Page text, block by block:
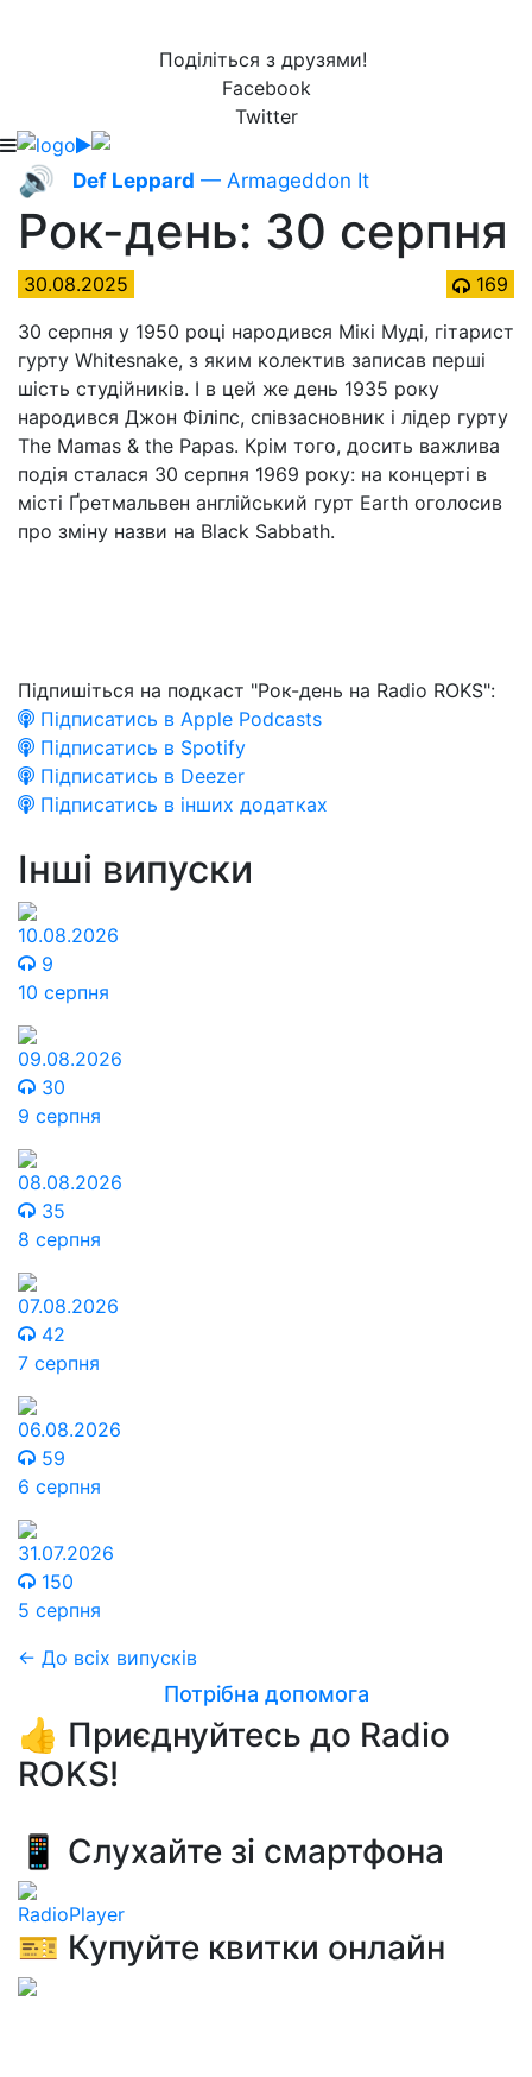
Поділіться з друзями!
Facebook
Twitter
🔊 Def Leppard — Armageddon It
Рок-день: 30 серпня
30.08.2025
169
30 серпня у 1950 році народився Мікі Муді, гітарист
гурту Whitesnake, з яким колектив записав перші
шість студійників. І в цей же день 1935 року
народився Джон Філіпс, співзасновник і лідер гурту
The Mamas & the Papas. Крім того, досить важлива
подія сталася 30 серпня 1969 року: на концерті в
місті Ґретмальвен англійський гурт Earth оголосив
про зміну назви на Black Sabbath.
Підпишіться на подкаст "Рок-день на Radio ROKS":
Підписатись в Apple Podcasts
Підписатись в Spotify
Підписатись в Deezer
Підписатись в інших додатках
Інші випуски
10.08.2026
9
10 серпня
09.08.2026
30
9 серпня
08.08.2026
35
8 серпня
07.08.2026
42
7 серпня
06.08.2026
59
6 серпня
31.07.2026
150
5 серпня
← До всіх випусків
Потрібна допомога
👍 Приєднуйтесь до Radio
ROKS!
📱 Слухайте зі смартфона
RadioPlayer
🎫 Купуйте квитки онлайн